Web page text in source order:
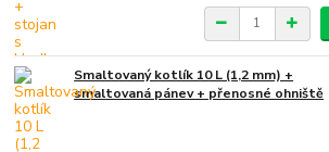
Smaltovaný kotlík 10 L (1,2 mm) +
smaltovaná pánev + přenosné ohniště